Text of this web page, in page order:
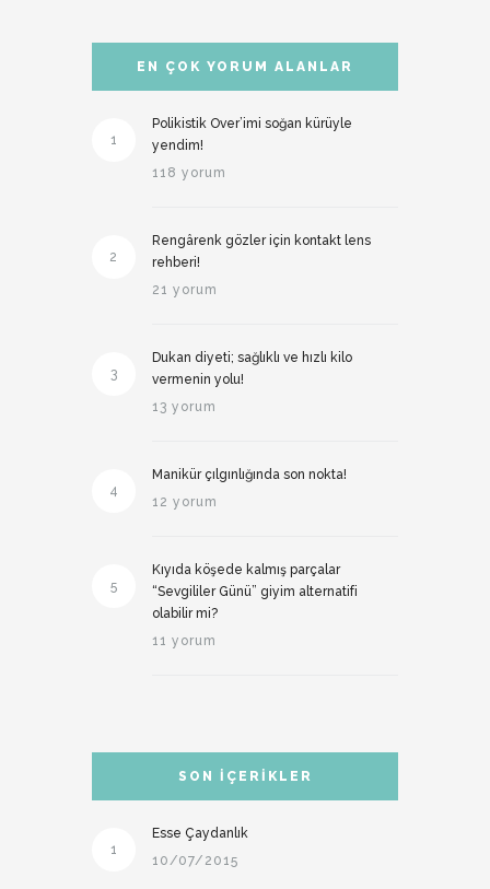
EN ÇOK YORUM ALANLAR
1
Polikistik Over’imi soğan kürüyle
yendim!
118 yorum
2
Rengârenk gözler için kontakt lens
rehberi!
21 yorum
3
Dukan diyeti; sağlıklı ve hızlı kilo
vermenin yolu!
13 yorum
4
Manikür çılgınlığında son nokta!
12 yorum
5
Kıyıda köşede kalmış parçalar
“Sevgililer Günü” giyim alternatifi
olabilir mi?
11 yorum
SON İÇERIKLER
1
Esse Çaydanlık
10/07/2015